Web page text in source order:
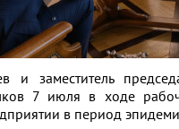
и заместитель
7 июля в ходе
в период